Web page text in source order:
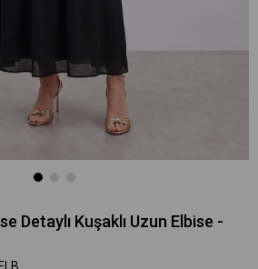
Detaylı Kuşaklı Uzun Elbise -